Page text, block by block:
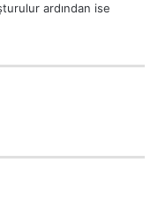
ardından ise